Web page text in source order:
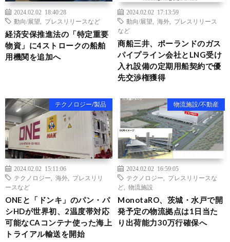
2024.02.02 18:40:28
動向/展望
プレスリリースなど
経済安保推進法の「特定重要
物資」に4ストロークの船舶
用機関を追加へ
2024.02.02 17:13:59
動向/展望
海外
プレスリリース
など
商船三井、ポーランドのガス
パイプライン会社とLNG受け
入れ設備の定期用船契約で優
先交渉権獲得
テクノロジー/製品
2024.02.02 15:11:06
テクノロジー
海外
プレスリリ
ースなど
ONEと「ドンキ」のパン・パ
シHDが世界初、2温度帯対応
可能なCAコンテナ使った海上
トライアル輸送を開始
物流施設/不動産
2024.02.02 16:59:05
テクノロジー
プレスリリースな
ど
物流施設
MonotaRO、茨城・水戸で開
発予定の物流拠点は1日当た
り出荷能力30万行確保へ